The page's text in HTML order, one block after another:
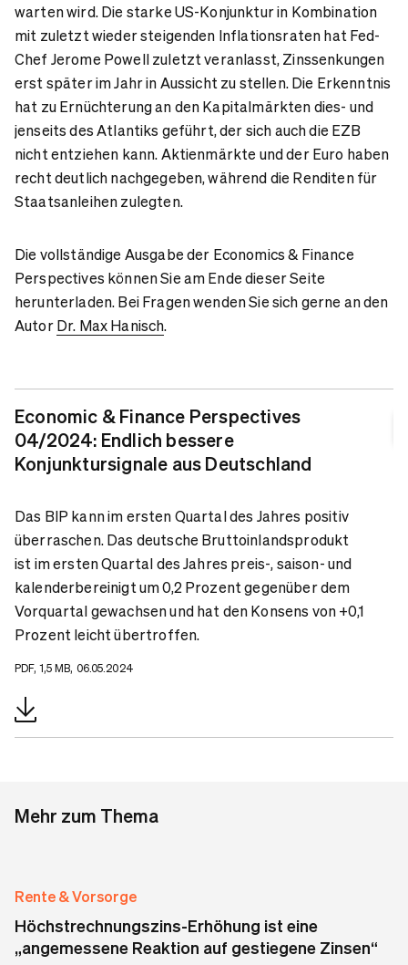
warten wird. Die starke US-Konjunktur in Kombination
mit zuletzt wieder steigenden Inflationsraten hat Fed-
Chef Jerome Powell zuletzt veranlasst, Zinssenkungen
erst später im Jahr in Aussicht zu stellen. Die Erkenntnis
hat zu Ernüchterung an den Kapitalmärkten dies- und
jenseits des Atlantiks geführt, der sich auch die EZB
nicht entziehen kann. Aktienmärkte und der Euro haben
recht deutlich nachgegeben, während die Renditen für
Staatsanleihen zulegten.
Die vollständige Ausgabe der Economics & Finance
Perspectives können Sie am Ende dieser Seite
herunterladen. Bei Fragen wenden Sie sich gerne an den
AutorDr. Max Hanisch.
Economic & Finance Perspectives
04/2024: Endlich bessere
Konjunktursignale aus Deutschland
Das BIP kann im ersten Quartal des Jahres positiv
überraschen. Das deutsche Bruttoinlandsprodukt
ist im ersten Quartal des Jahres preis-, saison- und
kalenderbereinigt um 0,2 Prozent gegenüber dem
Vorquartal gewachsen und hat den Konsens von +0,1
Prozent leicht übertroffen.
PDF, 1,5 MB, 06.05.2024
Mehr zum Thema
Rente & Vorsorge
Höchstrechnungszins-Erhöhung ist eine
„angemessene Reaktion auf gestiegene Zinsen“